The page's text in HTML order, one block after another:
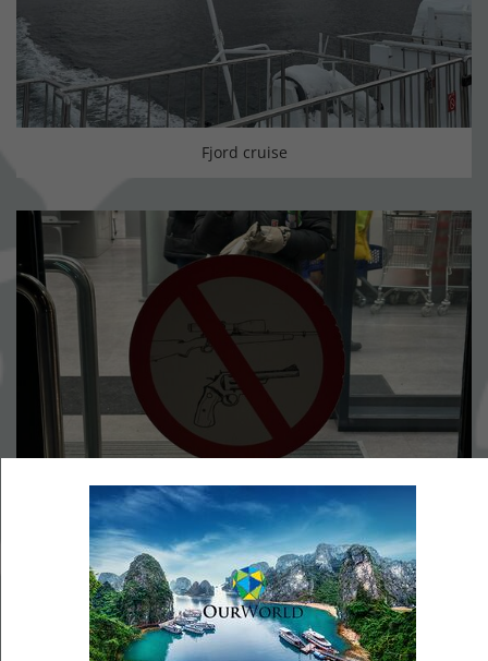
Fjord cruise
Ingen våben i supermarkedet tak